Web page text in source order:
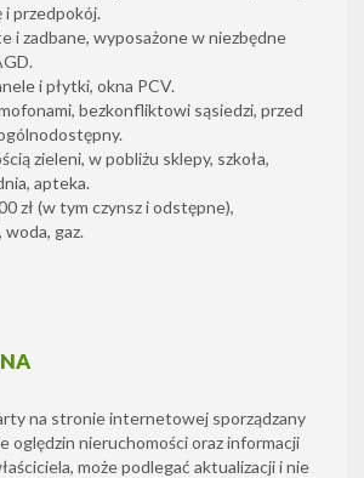
i przedpokój.
i zadbane, wyposażone w niezbędne
i płytki, okna PCV.
bezkonfliktowi sąsiedzi, przed
zieleni, w pobliżu sklepy, szkoła,
apteka.
zł (w tym czynsz i odstępne),
gaz.
na stronie internetowej sporządzany
oględzin nieruchomości oraz informacji
może podlegać aktualizacji i nie